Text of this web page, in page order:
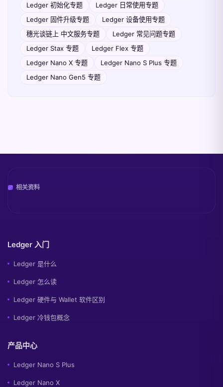
Ledger 初始化专题
Ledger 日常使用专题
Ledger 固件升级专题
Ledger 设备使用专题
穗光谈链上 中文服务专题
Ledger 常见问题专题
Ledger Stax 专题
Ledger Flex 专题
Ledger Nano X 专题
Ledger Nano S Plus 专题
Ledger Nano Gen5 专题
相关资料
Ledger 入门
Ledger 是什么
Ledger 怎么读
Ledger 硬件与 Wallet 软件区别
Ledger 冷钱包概念
产品中心
Ledger Nano S Plus
Ledger Nano X